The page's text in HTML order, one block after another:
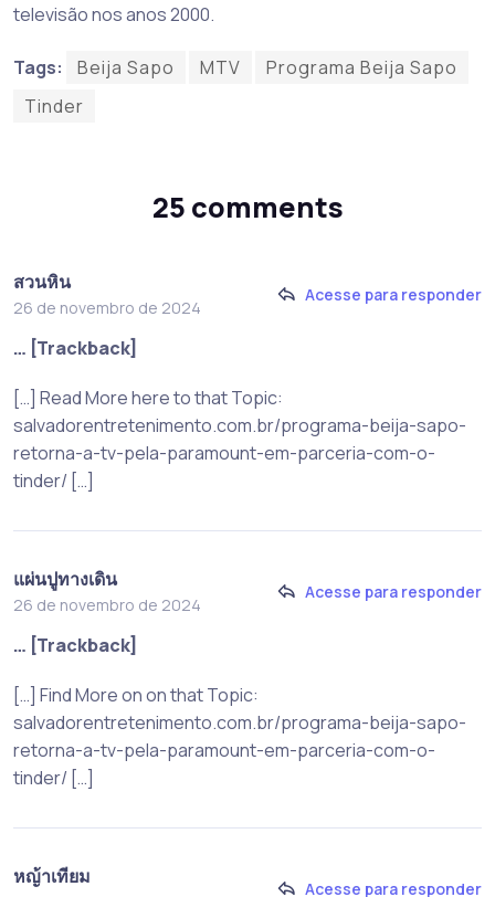
televisão nos anos 2000.
Tags: Beija Sapo MTV
Programa Beija Sapo
Tinder
25 comments
สวนหิน
26 de novembro de 2024
Acesse para responder
… [Trackback]
[…] Read More here to that Topic:
salvadorentretenimento.com.br/programa-beija-sapo-
retorna-a-tv-pela-paramount-em-parceria-com-o-
tinder/ […]
แผ่นปูทางเดิน
26 de novembro de 2024
Acesse para responder
… [Trackback]
[…] Find More on on that Topic:
salvadorentretenimento.com.br/programa-beija-sapo-
retorna-a-tv-pela-paramount-em-parceria-com-o-
tinder/ […]
หญ้าเทียม
Acesse para responder